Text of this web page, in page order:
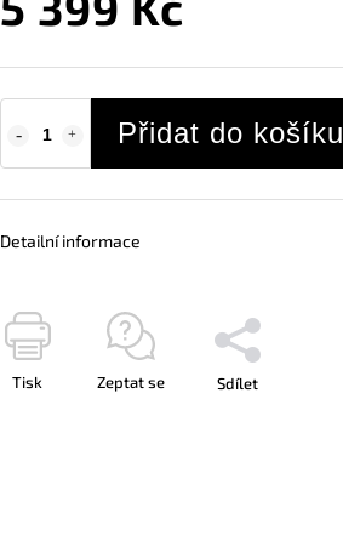
Přidat do košíku
Detailní informace
Tisk Zeptat se Sdílet